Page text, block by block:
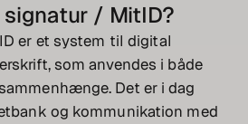
/ MitID?
er et system til digital
som anvendes i både
Det er i dag
og kommunikation med